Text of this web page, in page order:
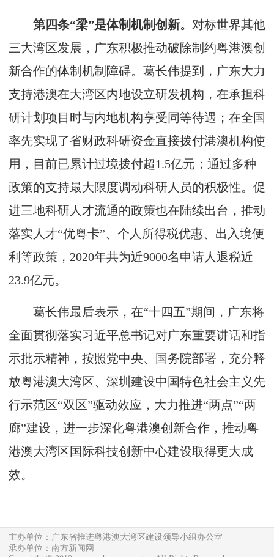
第四条“梁”是体制机制创新。 对标世界其他
三大湾区发展，广东积极推动破除制约粤港澳创
新合作的体制机制障碍。葛长伟提到，广东大力
支持港澳在大湾区内地设立研发机构，在承担科
研计划项目时与内地机构享受同等待遇；在全国
率先实现了省财政科研资金直接拨付港澳机构使
用，目前已累计过境拨付超1.5亿元；通过多种
政策的支持最大限度调动科研人员的积极性。促
进三地科研人才流通的政策也在陆续出台，推动
落实人才“优粤卡”、个人所得税优惠、出入境便
利等政策，2020年共为近9000名申请人退税近
23.9亿元。
葛长伟最后表示，在“十四五”期间，广东将
全面贯彻落实习近平总书记对广东重要讲话和指
示批示精神，按照党中央、国务院部署，充分释
放粤港澳大湾区、深圳建设中国特色社会主义先
行示范区“双区”驱动效应，大力推进“两点”“两
廊”建设，进一步深化粤港澳创新合作，推动粤
港澳大湾区国际科技创新中心建设取得更大成
效。
主办单位：广东省推进粤港澳大湾区建设领导小组办公室
承办单位：南方新闻网